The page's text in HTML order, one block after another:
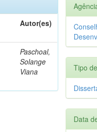
Autor(es)
Paschoal,
Solange
Viana
Tipo
Data